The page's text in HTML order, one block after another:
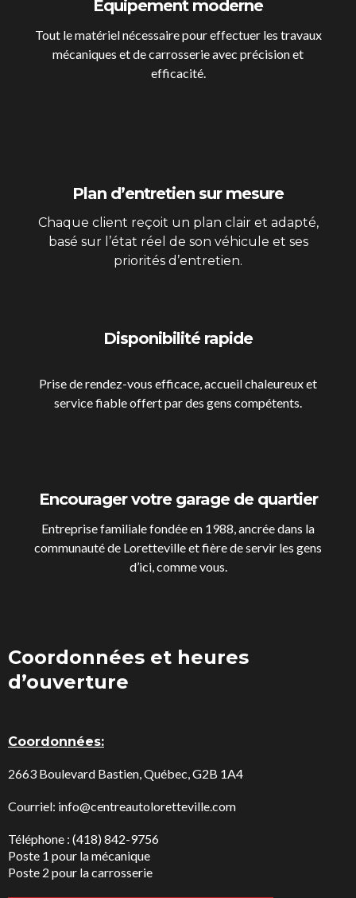
Équipement moderne
Tout le matériel nécessaire pour effectuer les travaux
mécaniques et de carrosserie avec précision et
efficacité.
Plan d’entretien sur mesure
Chaque client reçoit un plan clair et adapté,
basé sur l’état réel de son véhicule et ses
priorités d’entretien.
Disponibilité rapide
Prise de rendez-vous efficace, accueil chaleureux et
service fiable offert par des gens compétents.
Encourager votre garage de quartier
Entreprise familiale fondée en 1988, ancrée dans la
communauté de Loretteville et fière de servir les gens
d’ici, comme vous.
Coordonnées et heures
d’ouverture
Coordonnées:
2663 Boulevard Bastien, Québec, G2B 1A4
Courriel: info@centreautoloretteville.com
Téléphone : (418) 842-9756
Poste 1 pour la mécanique
Poste 2 pour la carrosserie